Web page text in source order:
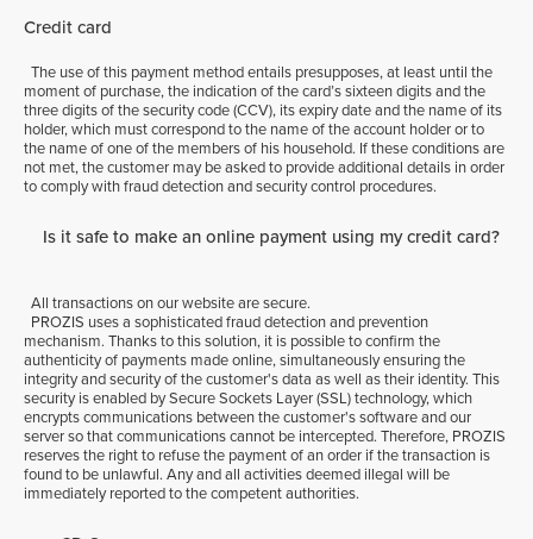
Credit card
The use of this payment method entails presupposes, at least until the
moment of purchase, the indication of the card’s sixteen digits and the
three digits of the security code (CCV), its expiry date and the name of its
holder, which must correspond to the name of the account holder or to
the name of one of the members of his household. If these conditions are
not met, the customer may be asked to provide additional details in order
to comply with fraud detection and security control procedures.
Is it safe to make an online payment using my credit card?
All transactions on our website are secure.
PROZIS uses a sophisticated fraud detection and prevention
mechanism. Thanks to this solution, it is possible to confirm the
authenticity of payments made online, simultaneously ensuring the
integrity and security of the customer's data as well as their identity. This
security is enabled by Secure Sockets Layer (SSL) technology, which
encrypts communications between the customer's software and our
server so that communications cannot be intercepted. Therefore, PROZIS
reserves the right to refuse the payment of an order if the transaction is
found to be unlawful. Any and all activities deemed illegal will be
immediately reported to the competent authorities.